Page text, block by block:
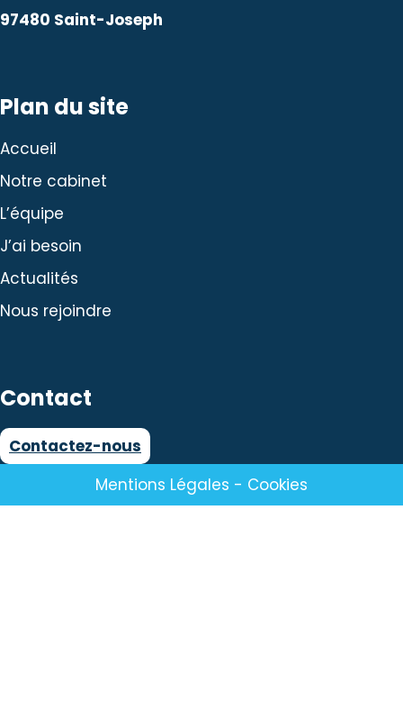
97480 Saint-Joseph
Plan du site
Accueil
Notre cabinet
L’équipe
J’ai besoin
Actualités
Nous rejoindre
Contact
Contactez-nous
Mentions Légales - Cookies